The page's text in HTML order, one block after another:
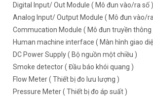
Digital Input/ Out Module ( Mô đun vào/ra số )
Analog Input/ Output Module ( Mô đun vào/
Commucation Module ( Mô đun truyền thông
Human machine interface ( Màn hình giao
DC Power Supply ( Bộ nguồn một chiều )
Smoke detector ( Đầu báo khói quang )
Flow Meter ( Thiết bị đo lưu lượng )
Pressure Meter ( Thiết bị đo áp suất )